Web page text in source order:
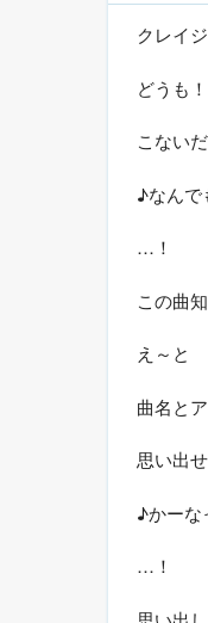
クレイ
どうも！
こない
♪なんで
…！
この曲
え～と
曲名と
思い出せ
♪かーな
…！